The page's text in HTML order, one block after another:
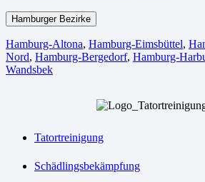
Hamburger Bezirke
Hamburg-Altona, Hamburg-Eimsbüttel,
Nord, Hamburg-Bergedorf, Hamburg-
Wandsbek
Tatortreinigung
Schädlingsbekämpfung